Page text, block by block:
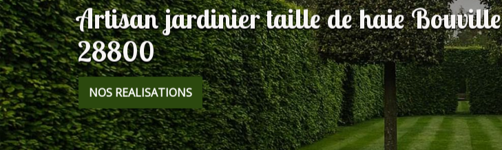
Artisan jardinier taille de haie Bouville
28800
NOS REALISATIONS